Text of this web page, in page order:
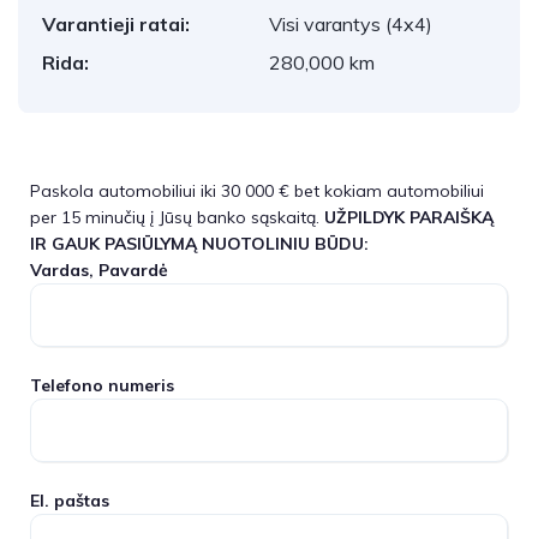
Varantieji ratai:
Visi varantys (4x4)
Rida:
280,000 km
Paskola automobiliui iki 30 000 € bet kokiam automobiliui
per 15 minučių į Jūsų banko sąskaitą. UŽPILDYK PARAIŠKĄ
IR GAUK PASIŪLYMĄ NUOTOLINIU BŪDU:
Vardas, Pavardė
Telefono numeris
El. paštas